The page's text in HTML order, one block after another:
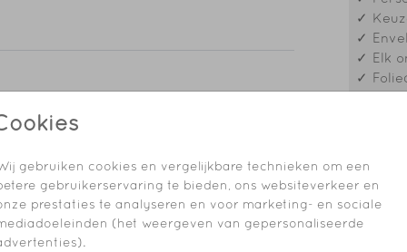
gebruiken cookies en vergelijkbare technieken om een
gebruikerservaring te bieden, ons websiteverkeer en
prestaties te analyseren en voor marketing- en sociale
(het weergeven van gepersonaliseerde
of
✓
✓
✓ Elk
✓